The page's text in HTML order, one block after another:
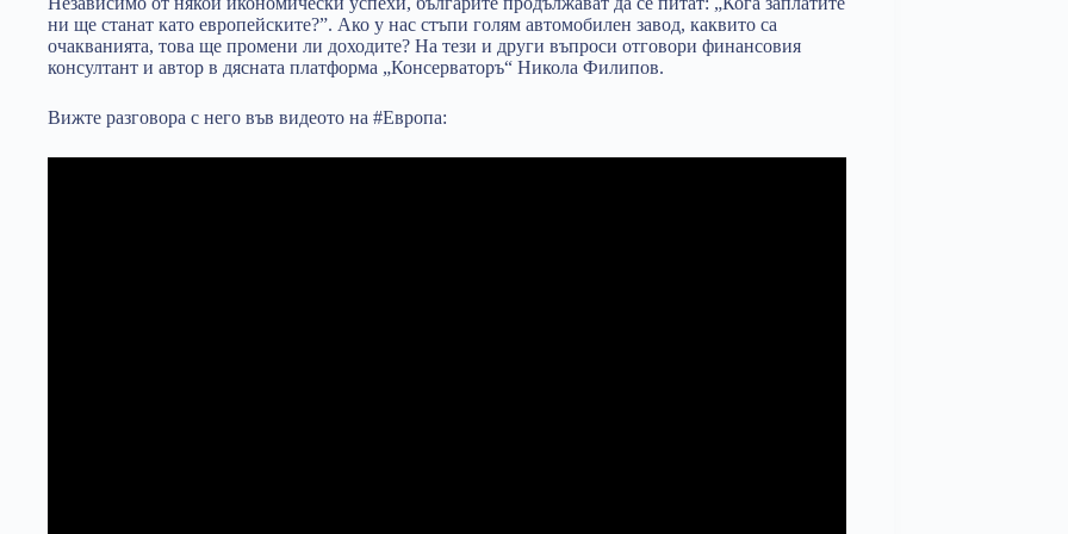
ни ще станат като европейските?”. Ако у нас стъпи голям автомобилен завод, каквито са
очакванията, това ще промени ли доходите? На тези и други въпроси отговори финансовия
консултант и автор в дясната платформа „Консерваторъ“ Никола Филипов.
Вижте разговора с него във видеото на #Европа: